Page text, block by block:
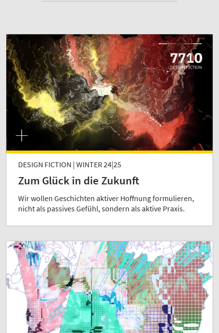
DESIGN FICTION | WINTER 24|25
Zum Glück in die Zukunft
Wir wollen Geschichten aktiver Hoffnung formulieren,
nicht als passives Gefühl, sondern als aktive Praxis.